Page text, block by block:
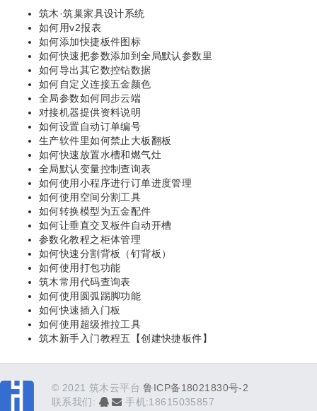
筑木·筑巢家具设计系统
如何用v2报表
如何添加快捷板件图标
如何快速把参数添加到全局默认参数里
如何导出其它数控钻数据
如何自定义连接五金颜色
全局参数如何同步云端
对接机器提供资料说明
如何设置自动订单编号
生产软件里如何禁止大板翻板
如何快速放置水槽和燃气灶
全局默认变量控制查询表
如何使用小程序进行订单进度管理
如何使用空间分割工具
如何转换模型为五金配件
如何让垂直交叉板件自动开槽
参数化教程之柜体管理
如何快速分割背板（钉背板）
如何使用打包功能
筑木常用代码查询表
如何使用圆弧踢脚功能
如何快速插入门板
如何使用超级推拉工具
筑木新手入门教程五【创建快捷板件】
© 2021 筑木云平台鲁ICP备18021830号-2
联系我们:
手机:18615035857